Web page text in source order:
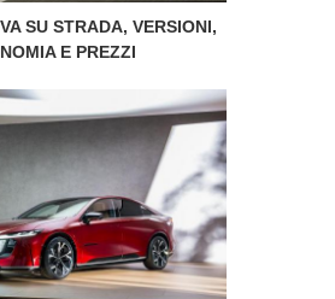
SU STRADA, VERSIONI,
E PREZZI